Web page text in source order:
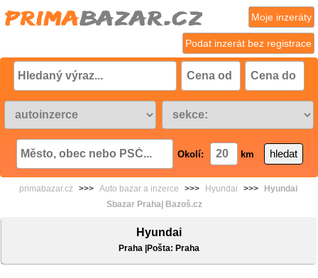
Podat inzerát bez registrace
Moje inzeráty
Okolí: km
primabazar.cz >>> Auto bazar a inzerce >>> Hyundai >>>
Hyundai
Sbazar Praha| Bazoš.cz
Hyundai
Praha |Pošta: Praha